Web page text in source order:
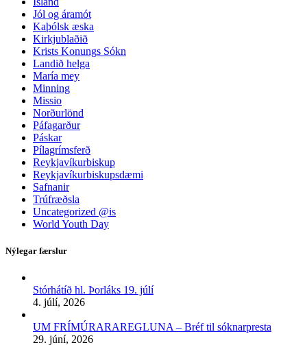
Jól og áramót
Kaþólsk æska
Kirkjublaðið
Krists Konungs Sókn
Landið helga
María mey
Minning
Missio
Norðurlönd
Páfagarður
Páskar
Pílagrímsferð
Reykjavíkurbiskup
Reykjavíkurbiskupsdæmi
Safnanir
Trúfræðsla
Uncategorized @is
World Youth Day
Nýlegar færslur
Stórhátíð hl. Þorláks 19. júlí
4. júlí, 2026
UM FRÍMÚRARAREGLUNA – Bréf til sóknarpresta
29. júní, 2026